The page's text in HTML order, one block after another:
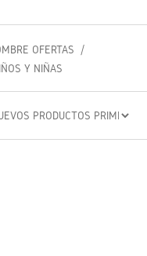
OFERTAS
Y NIÑAS